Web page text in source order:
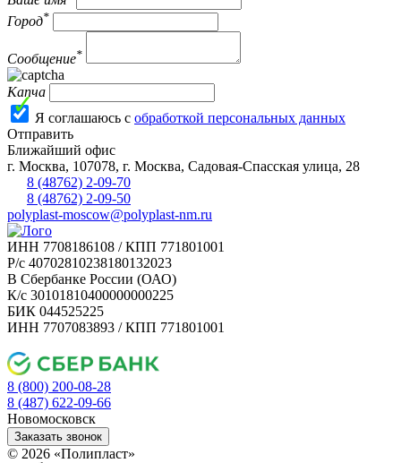
Город*
Сообщение*
Капча
Я соглашаюсь с обработкой персональных данных
Отправить
Ближайший офис
г. Москва, 107078, г. Москва, Садовая-Спасская улица, 28
8 (48762) 2-09-70
8 (48762) 2-09-50
polyplast-moscow@polyplast-nm.ru
ИНН 7708186108 / КПП 771801001
Р/с 40702810238180132023
В Сбербанке России (ОАО)
К/с 30101810400000000225
БИК 044525225
ИНН 7707083893 / КПП 771801001
8 (800) 200-08-28
8 (487) 622-09-66
Новомосковск
Заказать звонок
© 2026 «Полипласт»